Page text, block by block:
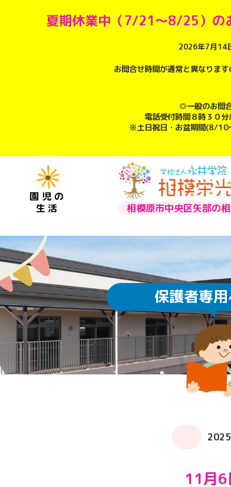
夏期休業中（7/21～8/25）の
2026年7月14
お問合せ時間が通常と異なります
◎一般のお問
電話受付時間８時３０
※土日祝日・お盆期間(8/
相模原市中央区矢部の
通園方法
園児の
生活
生活の流れ クラスについて
未就園児教室 求人情
保護者専
11月6